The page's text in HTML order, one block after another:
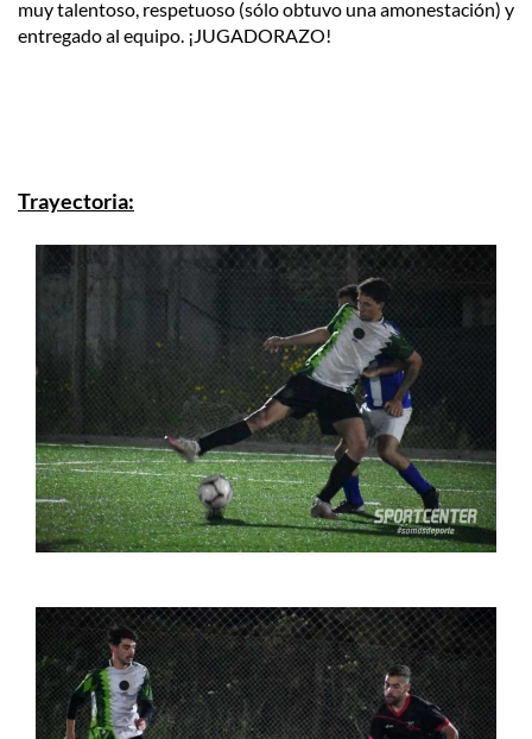
muy talentoso, respetuoso (sólo obtuvo una amonestación) y
entregado al equipo. ¡JUGADORAZO!
Trayectoria: